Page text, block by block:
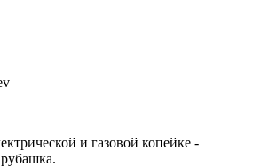
и газовой копейке -